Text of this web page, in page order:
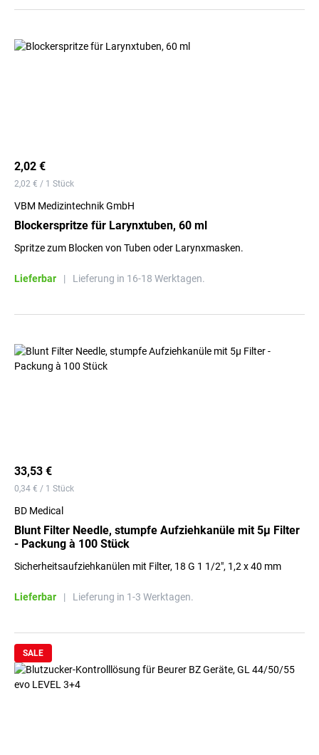
2,02 €
2,02 € / 1 Stück
VBM Medizintechnik GmbH
Blockerspritze für Larynxtuben, 60 ml
Spritze zum Blocken von Tuben oder Larynxmasken.
Lieferbar | Lieferung in 16-18 Werktagen.
33,53 €
0,34 € / 1 Stück
BD Medical
Blunt Filter Needle, stumpfe Aufziehkanüle mit 5μ Filter
- Packung à 100 Stück
Sicherheitsaufziehkanülen mit Filter, 18 G 1 1/2", 1,2 x 40 mm
Lieferbar | Lieferung in 1-3 Werktagen.
SALE